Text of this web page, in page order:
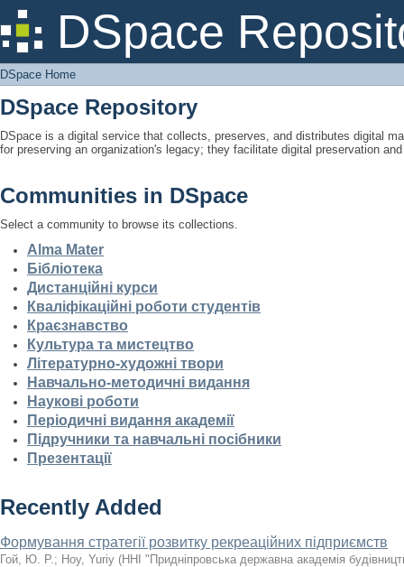
DSpace
DSpace Home
DSpace Home
DSpace Repository
DSpace is a digital service that collects, preserves, and distributes digital
for preserving an organization's legacy; they facilitate digital preservation
Communities in DSpace
Select a community to browse its collections.
Alma Mater
Бібліотека
Дистанційні курси
Кваліфікаційні роботи студентів
Краєзнавство
Культура та мистецтво
Літературно-художні твори
Навчально-методичні видання
Наукові роботи
Періодичні видання академії
Підручники та навчальні посібники
Презентації
Recently Added
Формування стратегії розвитку рекреаційних підприємств
Гой, Ю. Р.; Hoy, Yuriy (ННІ "Придніпровська державна академія